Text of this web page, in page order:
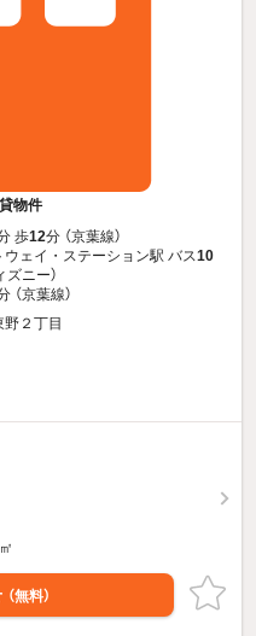
物件
歩12分 （京葉線）
ウェイ・ステーション駅 バス10
ズニー）
（京葉線）
２丁目
（無料）